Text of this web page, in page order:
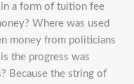
a form of tuition fee
Where was used
money from politicians
the progress was
Because the string of